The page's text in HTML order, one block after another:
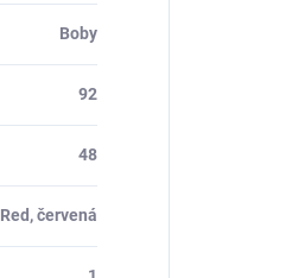
Boby
92
48
Red, červená